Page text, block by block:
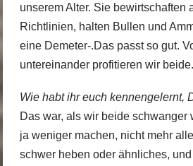
unserem Alter. Sie bewirtschaften
Richtlinien, halten Bullen und
eine Demeter-.Das passt so gut.
untereinander profitieren wir beide.
Wie habt ihr euch kennengelernt,
Das war, als wir beide schwanger
ja weniger machen, nicht mehr
schwer heben oder ähnliches,